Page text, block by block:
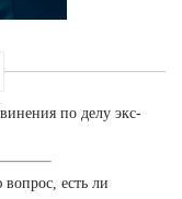
по делу экс-
есть ли